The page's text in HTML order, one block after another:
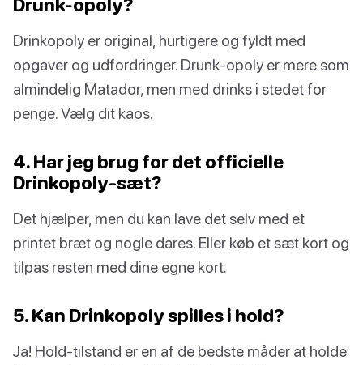
Drunk-opoly?
Drinkopoly er original, hurtigere og fyldt med
opgaver og udfordringer. Drunk-opoly er mere som
almindelig Matador, men med drinks i stedet for
penge. Vælg dit kaos.
4. Har jeg brug for det officielle
Drinkopoly-sæt?
Det hjælper, men du kan lave det selv med et
printet bræt og nogle dares. Eller køb et sæt kort og
tilpas resten med dine egne kort.
5. Kan Drinkopoly spilles i hold?
Ja! Hold-tilstand er en af de bedste måder at holde